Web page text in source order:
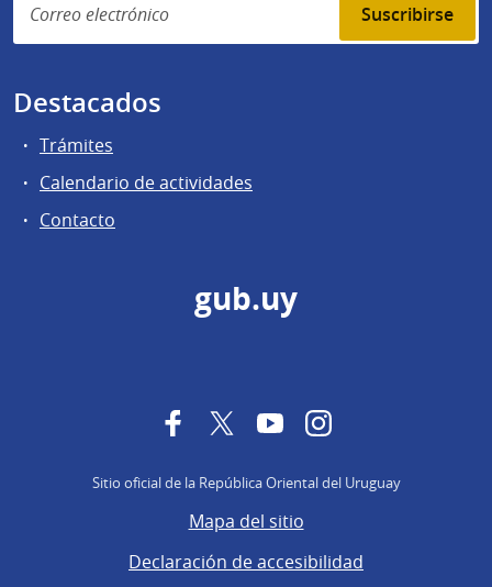
Suscribirse
Destacados
Trámites
Calendario de actividades
Contacto
gub.uy
FacebookTwitterYouTubeInstagram
Sitio oficial de la República Oriental del Uruguay
Mapa del sitio
Declaración de accesibilidad